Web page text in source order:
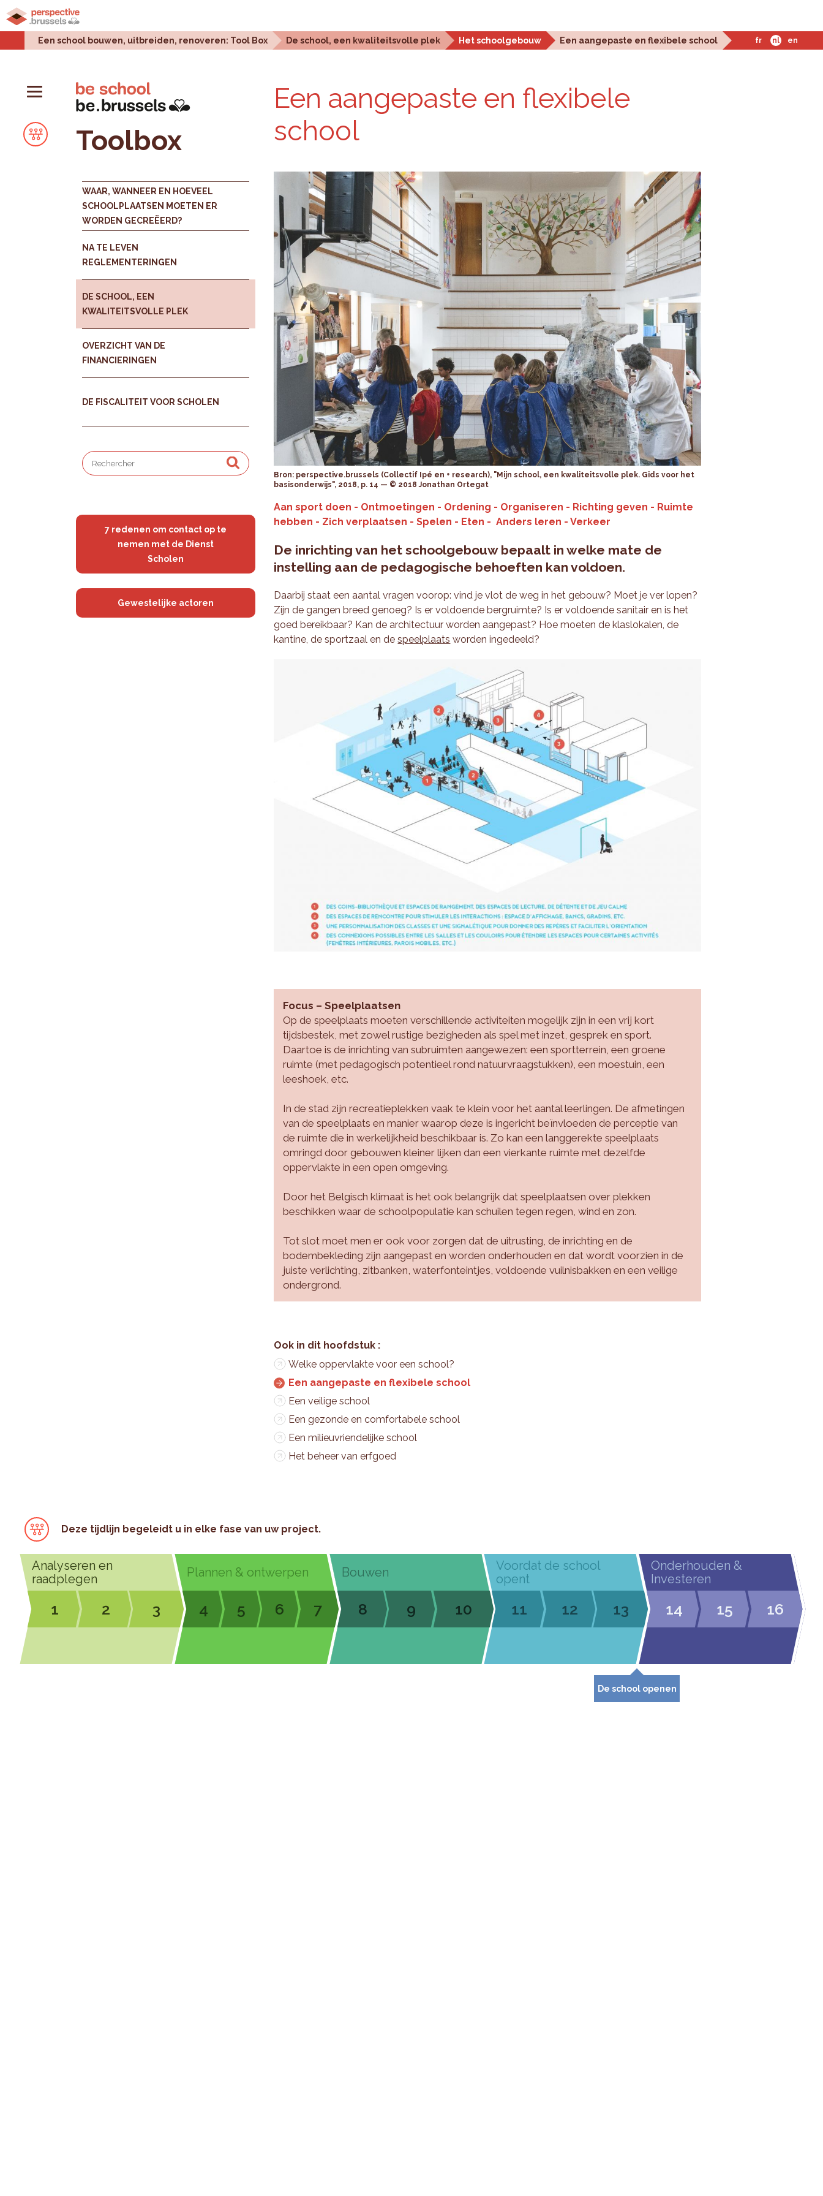
Home Stadsprojecten
Een school bouwen, uitbreiden, renoveren: Tool Box De school, een kwaliteitsvolle plek Het schoolgebouw Een aangepaste en flexibele school fr nl en
Toolbox
WAAR, WANNEER EN HOEVEEL
SCHOOLPLAATSEN MOETEN ER
WORDEN GECREËERD?
NA TE LEVEN
REGLEMENTERINGEN
DE SCHOOL, EEN
KWALITEITSVOLLE PLEK
OVERZICHT VAN DE
FINANCIERINGEN
DE FISCALITEIT VOOR SCHOLEN
7 redenen om contact op te
nemen met de Dienst
Scholen
Gewestelijke actoren
Een aan­ge­pas­te en flexi­be­le
school
Bron: perspective.brussels (Collectif Ipé en + research), "Mijn school, een kwaliteitsvolle plek. Gids voor het
basisonderwijs", 2018, p. 14 — © 2018 Jonathan Ortegat
Aan sport doen - Ontmoetingen - Ordening - Organiseren - Richting geven - Ruimte
hebben - Zich verplaatsen - Spelen - Eten - Anders leren - Verkeer
De inrichting van het schoolgebouw bepaalt in welke mate de
instelling aan de pedagogische behoeften kan voldoen.
Daarbij staat een aantal vragen voorop: vind je vlot de weg in het gebouw? Moet je ver lopen?
Zijn de gangen breed genoeg? Is er voldoende bergruimte? Is er voldoende sanitair en is het
goed bereikbaar? Kan de architectuur worden aangepast? Hoe moeten de klaslokalen, de
kantine, de sportzaal en despeelplaats worden ingedeeld?
Focus – Speelplaatsen
Op de speelplaats moeten verschillende activiteiten mogelijk zijn in een vrij kort
tijdsbestek, met zowel rustige bezigheden als spel met inzet, gesprek en sport.
Daartoe is de inrichting van subruimten aangewezen: een sportterrein, een groene
ruimte (met pedagogisch potentieel rond natuurvraagstukken), een moestuin, een
leeshoek, etc.
In de stad zijn recreatieplekken vaak te klein voor het aantal leerlingen. De afmetingen
van de speelplaats en manier waarop deze is ingericht beïnvloeden de perceptie van
de ruimte die in werkelijkheid beschikbaar is. Zo kan een langgerekte speelplaats
omringd door gebouwen kleiner lijken dan een vierkante ruimte met dezelfde
oppervlakte in een open omgeving.
Door het Belgisch klimaat is het ook belangrijk dat speelplaatsen over plekken
beschikken waar de schoolpopulatie kan schuilen tegen regen, wind en zon.
Tot slot moet men er ook voor zorgen dat de uitrusting, de inrichting en de
bodembekleding zijn aangepast en worden onderhouden en dat wordt voorzien in de
juiste verlichting, zitbanken, waterfonteintjes, voldoende vuilnisbakken en een veilige
ondergrond.
Welke oppervlakte voor een school?
Een aangepaste en flexibele school
Een veilige school
Een gezonde en comfortabele school
Een milieuvriendelijke school
Het beheer van erfgoed
Deze tijdlijn begeleidt u in elke fase van uw project.
Analyseren en
raadplegen
1 2 3
Plannen & ontwerpen
4 5 6 7
Bouwen
8 9 10
Voordat de school
opent
11 12 13
De school openen
Onderhouden &
Investeren
14 15 16